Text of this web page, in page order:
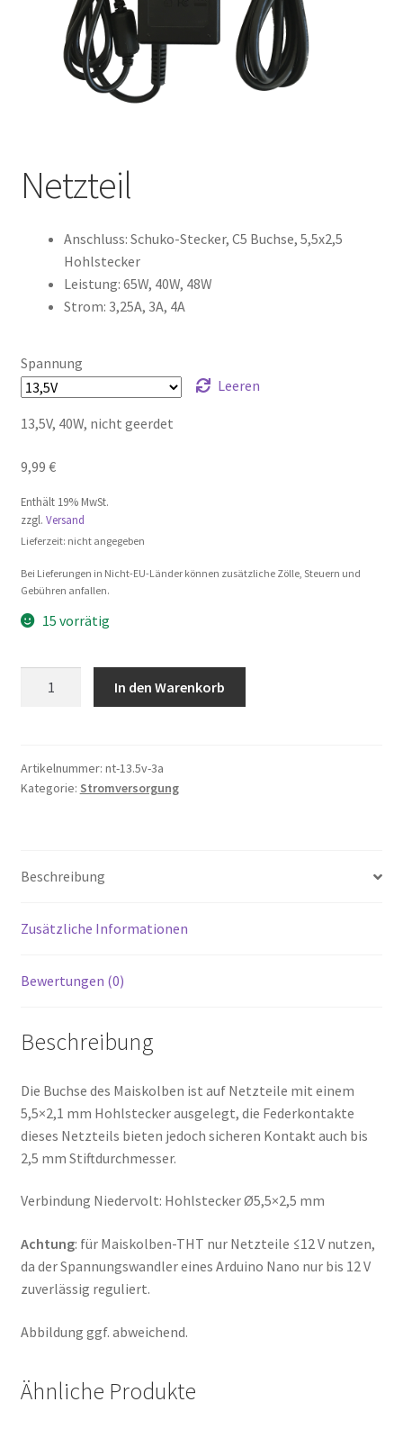
Netzteil
Anschluss: Schuko-Stecker, C5 Buchse, 5,5x2,5
Hohlstecker
Leistung: 65W, 40W, 48W
Strom: 3,25A, 3A, 4A
Spannung
Leeren
13,5V, 40W, nicht geerdet
9,99 €
Enthält 19% MwSt.
zzgl. Versand
Lieferzeit: nicht angegeben
Bei Lieferungen in Nicht-EU-Länder können zusätzliche Zölle, Steuern und
Gebühren anfallen.
15 vorrätig
In den Warenkorb
Artikelnummer: nt-13.5v-3a
Kategorie: Stromversorgung
Beschreibung
Zusätzliche Informationen
Bewertungen (0)
Beschreibung
Die Buchse des Maiskolben ist auf Netzteile mit einem
5,5×2,1 mm Hohlstecker ausgelegt, die Federkontakte
dieses Netzteils bieten jedoch sicheren Kontakt auch bis
2,5 mm Stiftdurchmesser.
Verbindung Niedervolt: Hohlstecker Ø5,5×2,5 mm
Achtung: für Maiskolben-THT nur Netzteile ≤12 V nutzen,
da der Spannungswandler eines Arduino Nano nur bis 12 V
zuverlässig reguliert.
Abbildung ggf. abweichend.
Ähnliche Produkte